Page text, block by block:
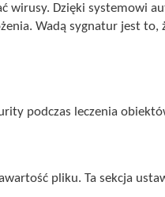
wirusy. Dzięki systemowi
Wadą sygnatur jest to,
podczas leczenia
pliku. Ta sekcja